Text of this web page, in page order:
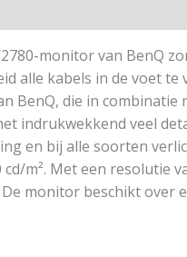
monitor van BenQ
alle kabels in de voet
BenQ, die in
indrukwekkend veel
en bij alle soorten
m². Met een resolutie
monitor beschikt over